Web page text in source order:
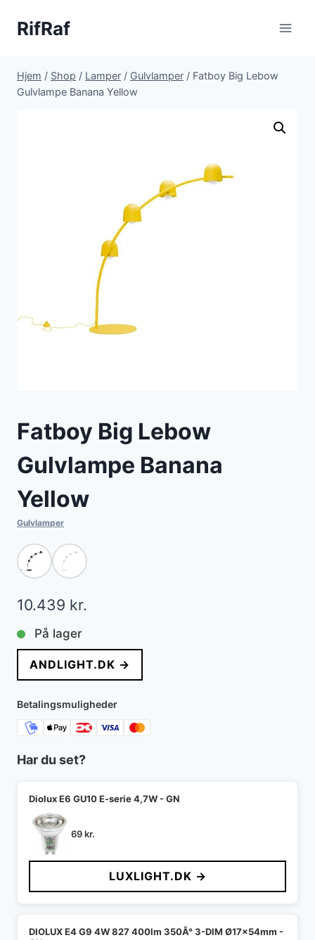
RifRaf
Hjem / Shop / Lamper / Gulvlamper / Fatboy Big Lebow
Gulvlampe Banana Yellow
Fatboy Big Lebow
Gulvlampe Banana
Yellow
Gulvlamper
10.439 kr.
På lager
ANDLIGHT.DK →
Betalingsmuligheder
Har du set?
Diolux E6 GU10 E-serie 4,7W - GN
69kr.
LUXLIGHT.DK →
DIOLUX E4 G9 4W 827 400lm 350Â° 3-DIM Ø17x54mm -